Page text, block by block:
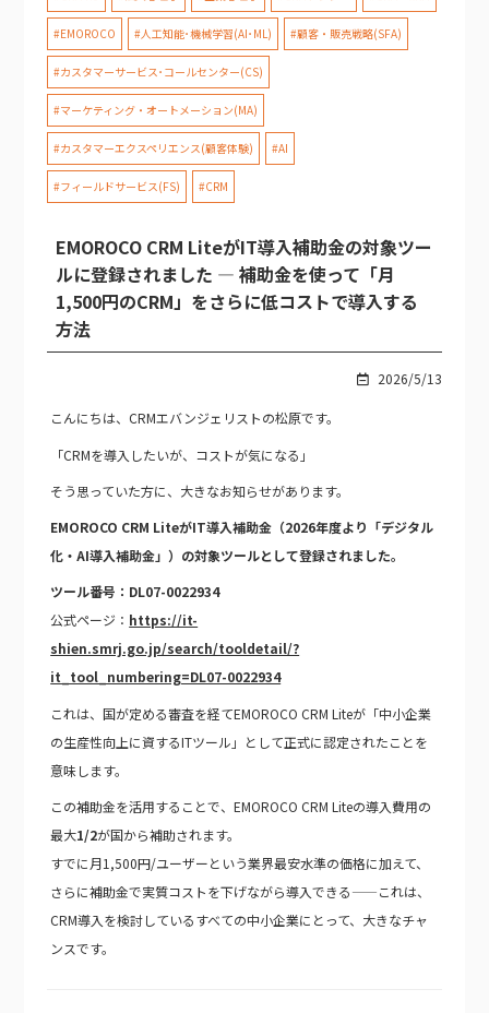
#EMOROCO #人工知能･機械学習(AI･ML) #顧客・販売戦略(SFA)
#カスタマーサービス･コールセンター(CS)
#マーケティング・オートメーション(MA)
#カスタマーエクスペリエンス(顧客体験) #AI
#フィールドサービス(FS) #CRM
EMOROCO CRM LiteがIT導入補助金の対象ツー
ルに登録されました — 補助金を使って「月
1,500円のCRM」をさらに低コストで導入する
方法
2026/5/13
こんにちは、CRMエバンジェリストの松原です。
「CRMを導入したいが、コストが気になる」
そう思っていた方に、大きなお知らせがあります。
EMOROCO CRM LiteがIT導入補助金（2026年度より「デジタル
化・AI導入補助金」）の対象ツールとして登録されました。
ツール番号：DL07-0022934
公式ページ： https://it-
shien.smrj.go.jp/search/tooldetail/?
it_tool_numbering=DL07-0022934
これは、国が定める審査を経てEMOROCO CRM Liteが「中小企業
の生産性向上に資するITツール」として正式に認定されたことを
意味します。
この補助金を活用することで、EMOROCO CRM Liteの導入費用の
最大1/2が国から補助されます。
すでに月1,500円/ユーザーという業界最安水準の価格に加えて、
さらに補助金で実質コストを下げながら導入できる——これは、
CRM導入を検討しているすべての中小企業にとって、大きなチャ
ンスです。